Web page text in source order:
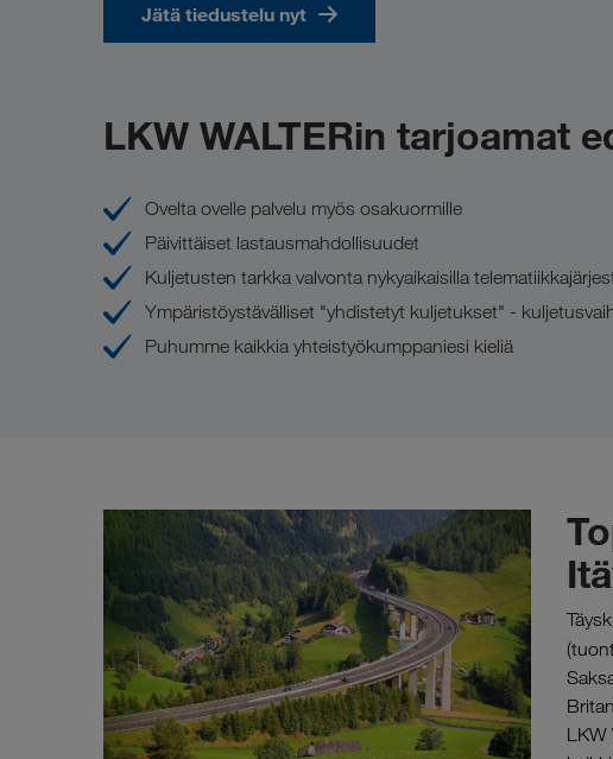
Jätä tiedustelu nyt
LKW WALTERin tarjoamat
Ovelta ovelle palvelu myös osakuormille
Päivittäiset lastausmahdollisuudet
Kuljetusten tarkka valvonta nykyaikaisilla
Ympäristöystävälliset "yhdistetyt kuljetukset" -
Puhumme kaikkia yhteistyökumppaniesi kieliä
LKW